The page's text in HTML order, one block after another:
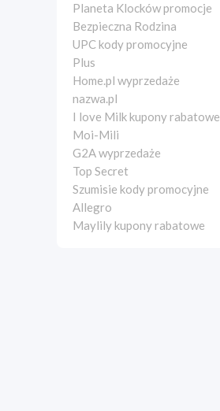
Planeta Klocków promocje
Bezpieczna Rodzina
UPC kody promocyjne
Plus
Home.pl wyprzedaże
nazwa.pl
I love Milk kupony rabatowe
Moi-Mili
G2A wyprzedaże
Top Secret
Szumisie kody promocyjne
Allegro
Maylily kupony rabatowe